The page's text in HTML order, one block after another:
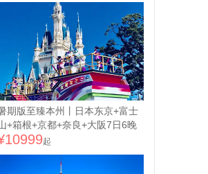
期版至臻本州丨日本东京+富士
+箱根+京都+奈良+大阪7日6晚
团游 ● 东京进大阪出丨大阪东京
晚入住星野酒店 升级一晚露天
温泉酒店丨饕餮盛宴 包含京都百
起